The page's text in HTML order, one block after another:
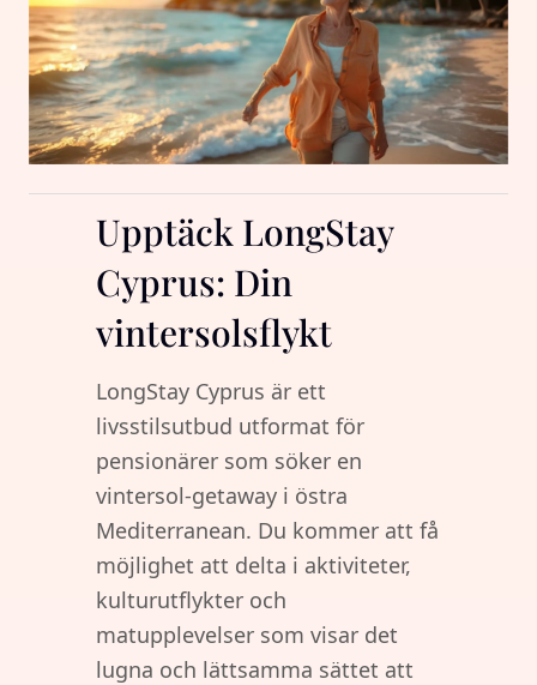
Upptäck LongStay
Cyprus: Din
vintersolsflykt
LongStay Cyprus är ett
livsstilsutbud utformat för
pensionärer som söker en
vintersol-getaway i östra
Mediterranean. Du kommer att få
möjlighet att delta i aktiviteter,
kulturutflykter och
matupplevelser som visar det
lugna och lättsamma sättet att